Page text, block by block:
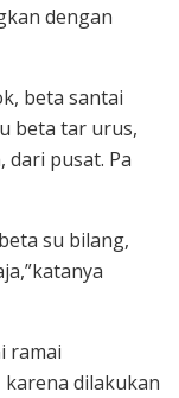
dengan
beta santai
beta tar urus,
dari pusat. Pa
su bilang,
ramai
dilakukan